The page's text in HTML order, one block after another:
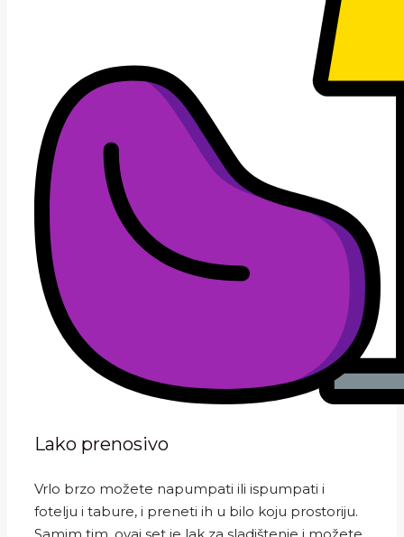
Lako prenosivo
Vrlo brzo možete napumpati ili ispumpati i
fotelju i tabure, i preneti ih u bilo koju prostoriju.
Samim tim, ovaj set je lak za sladištenje i možete